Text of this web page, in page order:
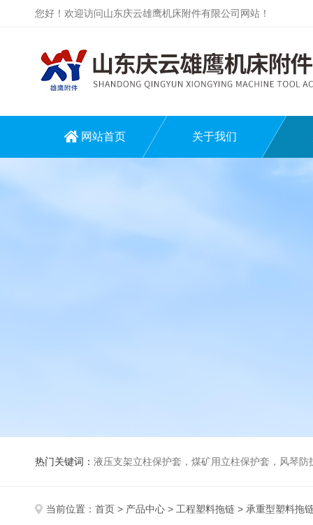
您好！欢迎访问山东庆云雄鹰机床附件有限公司网站！
网站首页 关于我们
热门关键词： 液压支架立柱保护套，煤矿用立柱保护套，风琴
当前位置： 首页 > 产品中心 > 工程塑料拖链 > 承重型塑料拖